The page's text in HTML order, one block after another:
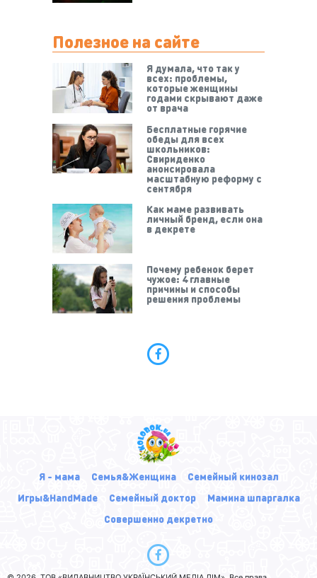
Полезное на сайте
Я думала, что так у
всех: проблемы,
которые женщины
годами скрывают даже
от врача
Бесплатные горячие
обеды для всех
школьников:
Свириденко
анонсировала
масштабную реформу с
сентября
Как маме развивать
личный бренд, если она
в декрете
Почему ребенок берет
чужое: 4 главные
причины и способы
решения проблемы
Я - мама Семья&Женщина
Семейный кинозал
Игры&HandMade
Семейный доктор
Мамина шпаргалка
Совершенно декретно